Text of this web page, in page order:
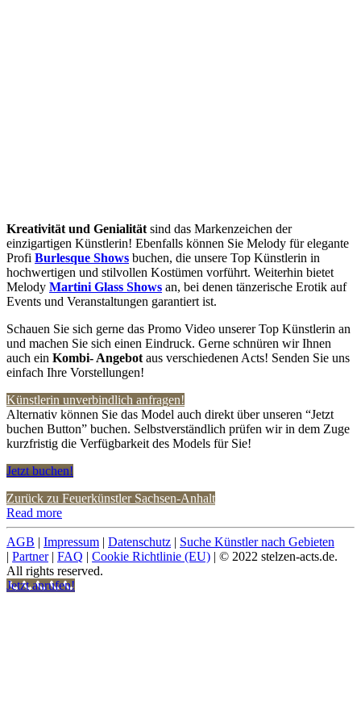
Kreativität und Genialität sind das Markenzeichen der
einzigartigen Künstlerin! Ebenfalls können Sie Melody für elegante
Profi Burlesque Shows buchen, die unsere Top Künstlerin in
hochwertigen und stilvollen Kostümen vorführt. Weiterhin bietet
Melody Martini Glass Shows an, bei denen tänzerische Erotik auf
Events und Veranstaltungen garantiert ist.
Schauen Sie sich gerne das Promo Video unserer Top Künstlerin an
und machen Sie sich einen Eindruck. Gerne schnüren wir Ihnen
auch ein Kombi- Angebot aus verschiedenen Acts! Senden Sie uns
einfach Ihre Vorstellungen!
Künstlerin unverbindlich anfragen!
Alternativ können Sie das Model auch direkt über unseren “Jetzt
buchen Button” buchen. Selbstverständlich prüfen wir in dem Zuge
kurzfristig die Verfügbarkeit des Models für Sie!
Jetzt buchen!
Zurück zu Feuerkünstler Sachsen-Anhalt
Read more
AGB | Impressum | Datenschutz | Suche Künstler nach Gebieten
| Partner| FAQ | Cookie Richtlinie (EU) | © 2022 stelzen-acts.de.
All rights reserved.
Jetzt anrufen!